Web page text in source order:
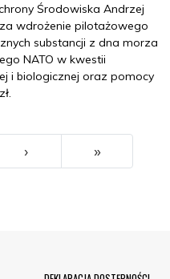
Środowiska Andrzej
wdrożenie pilotażowego
substancji z dna morza
NATO w kwestii
i biologicznej oraz pomocy
››› »Ostatni